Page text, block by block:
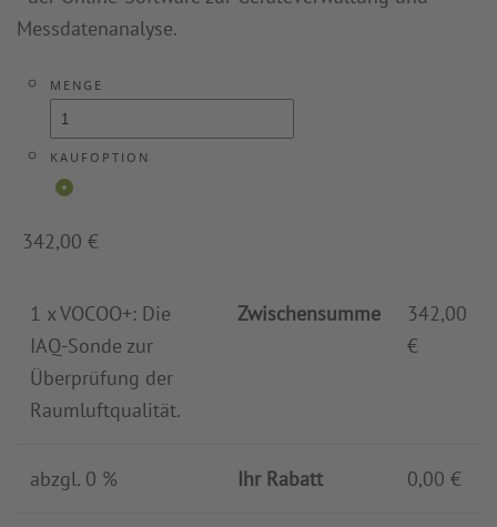
Messdatenanalyse.
MENGE
KAUFOPTION
342,00 €
1 x VOCOO+: Die
IAQ-Sonde zur
Überprüfung der
Raumluftqualität.
Zwischensumme
342,00
€
abzgl. 0 % Ihr Rabatt 0,00 €